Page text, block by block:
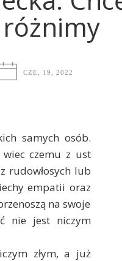
CZE, 19, 2022
samych osób.
wiec czemu z ust
rudowłosych lub
empatii oraz
na swoje
nie jest niczym
złym, a już